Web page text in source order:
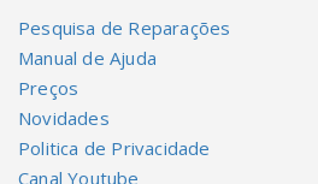
Pesquisa de Reparações
Manual de Ajuda
Preços
Novidades
Politica de Privacidade
Canal Youtube